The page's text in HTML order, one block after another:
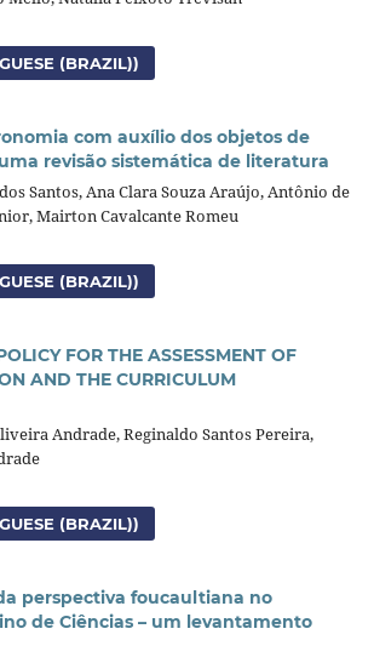
(BRAZIL))
com auxílio dos objetos de
revisão sistemática de literatura
Santos, Ana Clara Souza Araújo, Antônio de
Mairton Cavalcante Romeu
(BRAZIL))
FOR THE ASSESSMENT OF
AND THE CURRICULUM
Andrade, Reginaldo Santos Pereira,
(BRAZIL))
perspectiva foucaultiana no
de Ciências – um levantamento